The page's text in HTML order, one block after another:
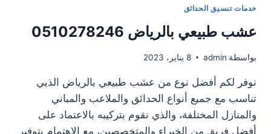
خدمات تنسيق الحدائق
عشب طبيعي بالرياض 0510278246
بواسطة admin 8 يناير، 2023
نوفر لكم أفضل نوع من عشب طبيعي بالرياض الذيي
تناسب مع جميع أنواع الحدائق والملاعب والمباني
والمنازل المختلفة، والذي نقوم بتركيبه بالاعتماد على
أفضل فريق من الخبراء والمتخصصين، مع الاهتمام بتوفير